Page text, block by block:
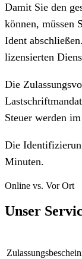
Damit Sie den
können, müssen
Ident
lizensierten
Die
Steuer werden
Die
Minuten.
Online vs. Vor Ort
Unser